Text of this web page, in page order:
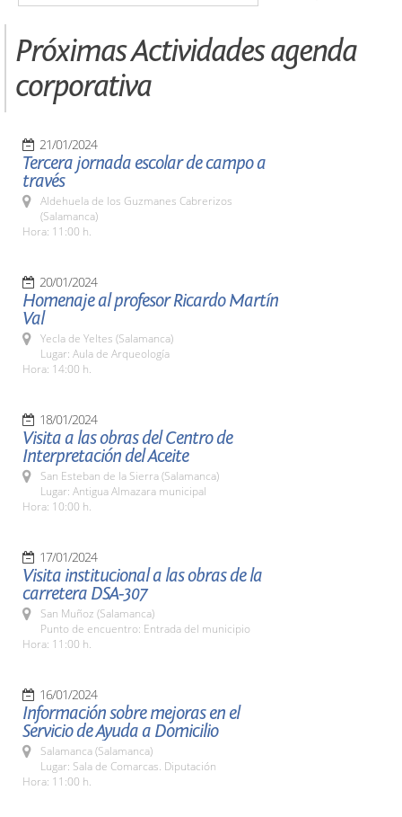
Próximas Actividades agenda
corporativa
21/01/2024
Tercera jornada escolar de campo a
través
Aldehuela de los Guzmanes Cabrerizos
(Salamanca)
Hora: 11:00 h.
20/01/2024
Homenaje al profesor Ricardo Martín
Val
Yecla de Yeltes (Salamanca)
Lugar: Aula de Arqueología
Hora: 14:00 h.
18/01/2024
Visita a las obras del Centro de
Interpretación del Aceite
San Esteban de la Sierra (Salamanca)
Lugar: Antigua Almazara municipal
Hora: 10:00 h.
17/01/2024
Visita institucional a las obras de la
carretera DSA-307
San Muñoz (Salamanca)
Punto de encuentro: Entrada del municipio
Hora: 11:00 h.
16/01/2024
Información sobre mejoras en el
Servicio de Ayuda a Domicilio
Salamanca (Salamanca)
Lugar: Sala de Comarcas. Diputación
Hora: 11:00 h.